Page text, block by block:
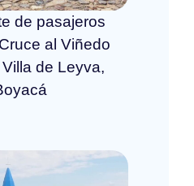
de pasajeros
al Viñedo
de Leyva,